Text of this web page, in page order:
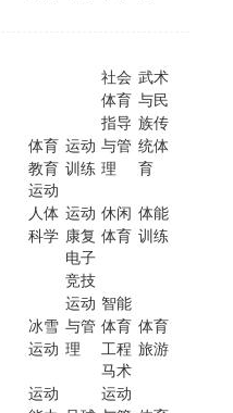
体育
教育
运动
训练
社会
体育
指导
与管
理
武术
与民
族传
统体
育
运动
人体
科学
运动
康复
休闲
体育
体能
训练
冰雪
运动
电子
竞技
运动
与管
理
智能
体育
工程
体育
旅游
运动
马术
运动